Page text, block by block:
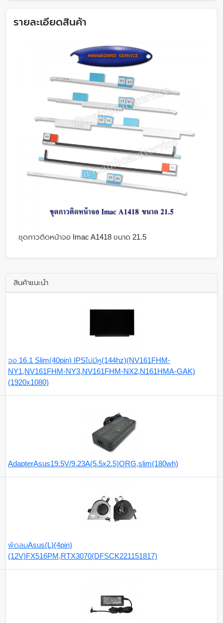
รายละเอียดสินค้า
ชุดกาวติดหน้าจอ Imac A1418 ขนาด 21.5
สินค้าแนะนำ
จอ 16.1 Slim(40pin) IPSไม่มีหู(144hz)(NV161FHM-
NY1,NV161FHM-NY3,NV161FHM-NX2,N161HMA-GAK)
(1920x1080)
AdapterAsus19.5V/9.23A(5.5x2.5)ORG,slim(180wh)
พัดลมAsus(L)(4pin)
(12V)FX516PM,RTX3070(DFSCK221151817)